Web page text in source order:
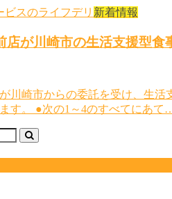
新着情報
店が川崎市の生活支援型食
川崎市からの委託を受け、生
す。 ●次の1～4のすべてにあて